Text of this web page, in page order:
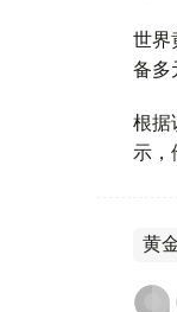
世界
备多
根据
示，
黄